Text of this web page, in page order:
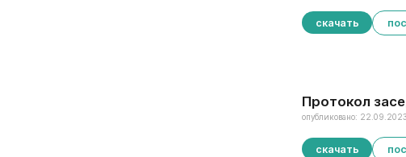
скачать
Протокол
опубликовано:
скачать